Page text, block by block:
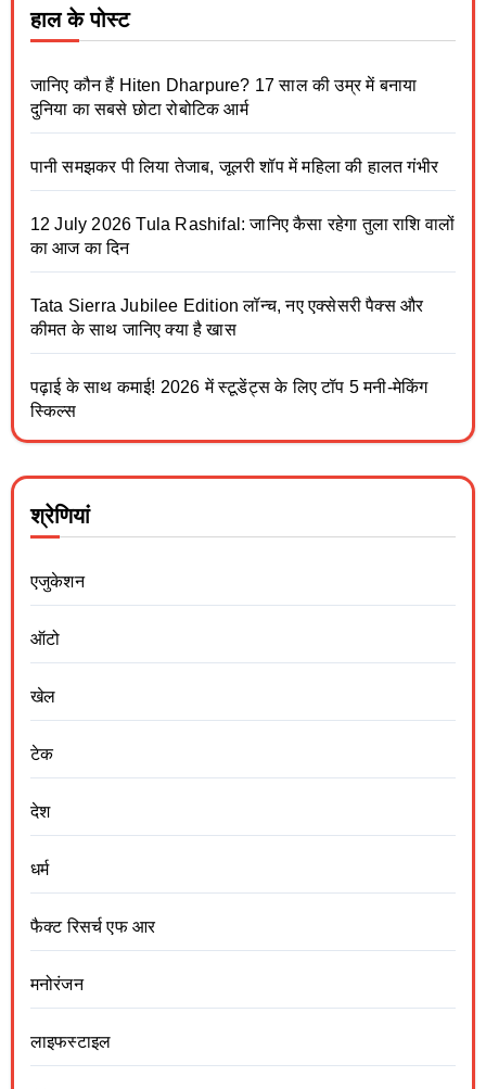
हाल के पोस्ट
जानिए कौन हैं Hiten Dharpure? 17 साल की उम्र में बनाया
दुनिया का सबसे छोटा रोबोटिक आर्म
पानी समझकर पी लिया तेजाब, जूलरी शॉप में महिला की हालत गंभीर
12 July 2026 Tula Rashifal: जानिए कैसा रहेगा तुला राशि वालों
का आज का दिन
Tata Sierra Jubilee Edition लॉन्च, नए एक्सेसरी पैक्स और
कीमत के साथ जानिए क्या है खास
पढ़ाई के साथ कमाई! 2026 में स्टूडेंट्स के लिए टॉप 5 मनी-मेकिंग
स्किल्स
श्रेणियां
एजुकेशन
ऑटो
खेल
टेक
देश
धर्म
फैक्ट रिसर्च एफ आर
मनोरंजन
लाइफस्टाइल